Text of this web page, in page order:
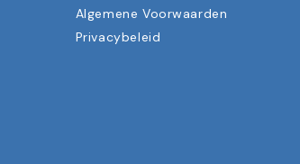
Algemene Voorwaarden
Privacybeleid